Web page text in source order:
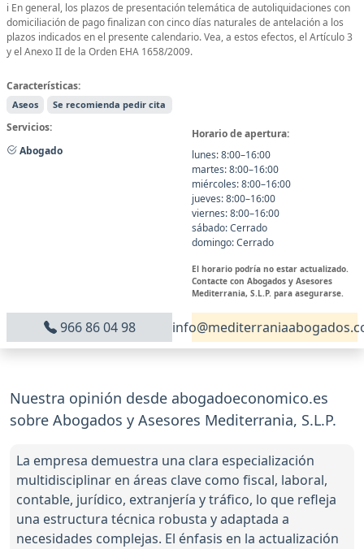
ℹ️ En general, los plazos de presentación telemática de autoliquidaciones con
domiciliación de pago finalizan con cinco días naturales de antelación a los
plazos indicados en el presente calendario. Vea, a estos efectos, el Artículo 3
y el Anexo II de la Orden EHA 1658/2009.
Características:
Aseos Se recomienda pedir cita
Servicios:
Abogado
Horario de apertura:
lunes: 8:00–16:00
martes: 8:00–16:00
miércoles: 8:00–16:00
jueves: 8:00–16:00
viernes: 8:00–16:00
sábado: Cerrado
domingo: Cerrado
El horario podría no estar actualizado.
Contacte con Abogados y Asesores
Mediterrania, S.L.P. para asegurarse.
966 86 04 98
Nuestra opinión desde abogadoeconomico.es
sobre Abogados y Asesores Mediterrania, S.L.P.
La empresa demuestra una clara especialización
multidisciplinar en áreas clave como fiscal, laboral,
contable, jurídico, extranjería y tráfico, lo que refleja
una estructura técnica robusta y adaptada a
necesidades complejas. El énfasis en la actualización